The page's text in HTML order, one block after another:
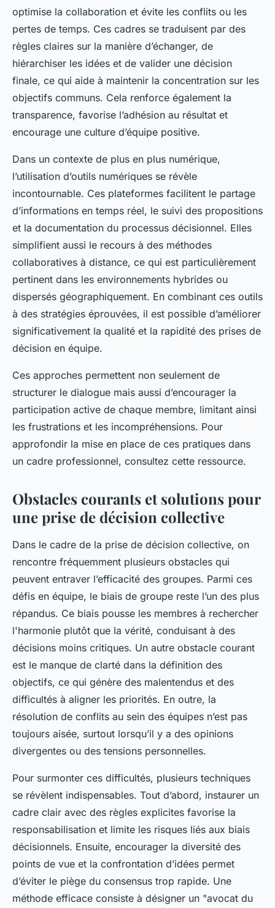
optimise la collaboration et évite les conflits ou les
pertes de temps. Ces cadres se traduisent par des
règles claires sur la manière d’échanger, de
hiérarchiser les idées et de valider une décision
finale, ce qui aide à maintenir la concentration sur les
objectifs communs. Cela renforce également la
transparence, favorise l’adhésion au résultat et
encourage une culture d’équipe positive.
Dans un contexte de plus en plus numérique,
l’utilisation d’outils numériques se révèle
incontournable. Ces plateformes facilitent le partage
d’informations en temps réel, le suivi des propositions
et la documentation du processus décisionnel. Elles
simplifient aussi le recours à des méthodes
collaboratives à distance, ce qui est particulièrement
pertinent dans les environnements hybrides ou
dispersés géographiquement. En combinant ces outils
à des stratégies éprouvées, il est possible d’améliorer
significativement la qualité et la rapidité des prises de
décision en équipe.
Ces approches permettent non seulement de
structurer le dialogue mais aussi d’encourager la
participation active de chaque membre, limitant ainsi
les frustrations et les incompréhensions. Pour
approfondir la mise en place de ces pratiques dans
un cadre professionnel, consultez cette ressource.
Obstacles courants et solutions pour
une prise de décision collective
Dans le cadre de la prise de décision collective, on
rencontre fréquemment plusieurs obstacles qui
peuvent entraver l’efficacité des groupes. Parmi ces
défis en équipe, le biais de groupe reste l’un des plus
répandus. Ce biais pousse les membres à rechercher
l'harmonie plutôt que la vérité, conduisant à des
décisions moins critiques. Un autre obstacle courant
est le manque de clarté dans la définition des
objectifs, ce qui génère des malentendus et des
difficultés à aligner les priorités. En outre, la
résolution de conflits au sein des équipes n’est pas
toujours aisée, surtout lorsqu’il y a des opinions
divergentes ou des tensions personnelles.
Pour surmonter ces difficultés, plusieurs techniques
se révèlent indispensables. Tout d’abord, instaurer un
cadre clair avec des règles explicites favorise la
responsabilisation et limite les risques liés aux biais
décisionnels. Ensuite, encourager la diversité des
points de vue et la confrontation d’idées permet
d’éviter le piège du consensus trop rapide. Une
méthode efficace consiste à désigner un "avocat du